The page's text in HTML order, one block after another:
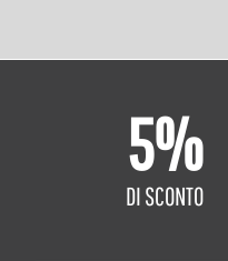
5%
DI SCONTO